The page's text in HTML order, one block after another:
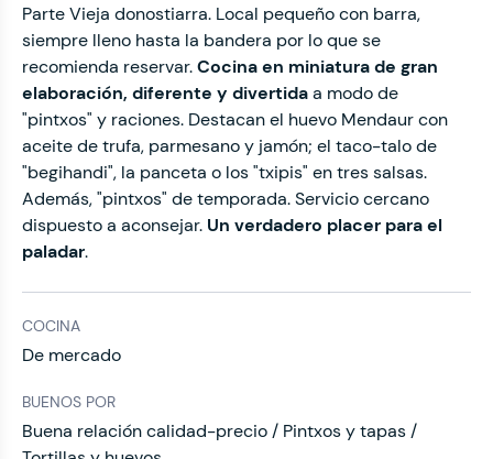
Parte Vieja donostiarra. Local pequeño con barra,
siempre lleno hasta la bandera por lo que se
recomienda reservar.Cocina en miniatura de gran
elaboración, diferente y divertidaa modo de
"pintxos" y raciones. Destacan el huevo Mendaur con
aceite de trufa, parmesano y jamón; el taco-talo de
"begihandi", la panceta o los "txipis" en tres salsas.
Además, "pintxos" de temporada. Servicio cercano
dispuesto a aconsejar. Un verdadero placer para el
paladar.
COCINA
De mercado
BUENOS POR
Buena relación calidad-precio / Pintxos y tapas /